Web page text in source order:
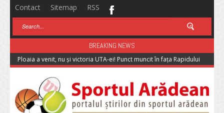
Contact Sitemap RSS
BREAKING NEWS
Ploaia a venit, nu și victoria UTA-ei! Punct muncit în fața Rapidului